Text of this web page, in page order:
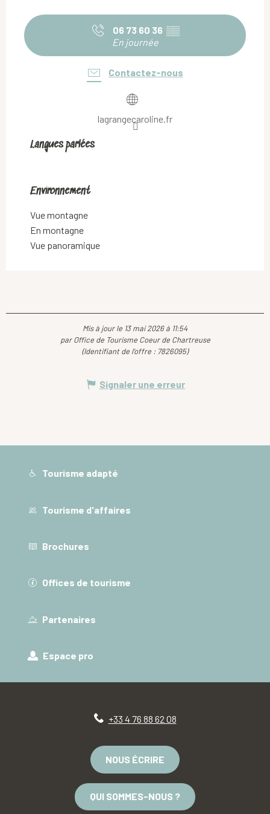
06 73 60 36 ▒▒
En journée
Contactez-nous
lagrangecaroline.fr
Langues parlées
Langues parlées
Environnement
Environnement
Vue montagne
En montagne
Vue panoramique
Mis à jour le 13 mai 2026 à 11:54
par Office de Tourisme Coeur de Chartreuse
(Identifiant de l'offre : 7826095)
Signaler une erreur
Tourisme adapté
Tourisme d'affaires
Brochures
Offices de tourisme
Partenaires
Espace pro
+33 4 76 88 62 08
NOUS ÉCRIRE
QUI SOMMES-NOUS ?